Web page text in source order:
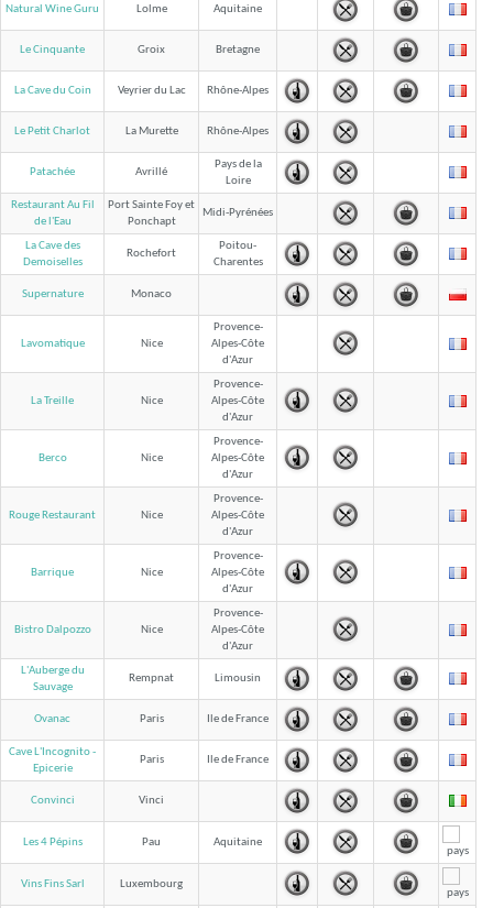
Natural Wine Guru Lolme Aquitaine
Le Cinquante Groix Bretagne
La Cave du Coin Veyrier du Lac Rhône-Alpes
Le Petit Charlot La Murette Rhône-Alpes
Patachée Avrillé
Pays de la
Loire
Restaurant Au Fil
de l'Eau
Port Sainte Foy et
Ponchapt
Midi-Pyrénées
La Cave des
Demoiselles
Rochefort
Poitou-
Charentes
Supernature Monaco
Lavomatique Nice
Provence-
Alpes-Côte
d'Azur
La Treille Nice
Provence-
Alpes-Côte
d'Azur
Berco Nice
Provence-
Alpes-Côte
d'Azur
Rouge Restaurant Nice
Provence-
Alpes-Côte
d'Azur
Barrique Nice
Provence-
Alpes-Côte
d'Azur
Bistro Dalpozzo Nice
Provence-
Alpes-Côte
d'Azur
L'Auberge du
Sauvage
Rempnat Limousin
Ovanac Paris Ile de France
Cave L'Incognito -
Epicerie
Paris Ile de France
Convinci Vinci
Les 4 Pépins Pau Aquitaine
Vins Fins Sarl Luxembourg